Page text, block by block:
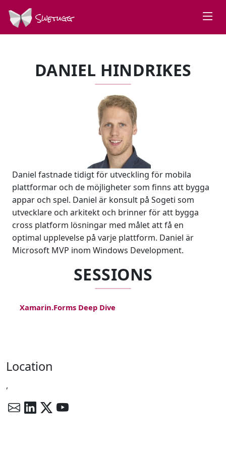
Swetugg
DANIEL HINDRIKES
Daniel fastnade tidigt för utveckling för mobila
plattformar och de möjligheter som finns att bygga
appar och spel. Daniel är konsult på Sogeti som
utvecklare och arkitekt och brinner för att bygga
cross platform lösningar med målet att få en
optimal upplevelse på varje plattform. Daniel är
Microsoft MVP inom Windows Development.
SESSIONS
Xamarin.Forms Deep Dive
Location
,